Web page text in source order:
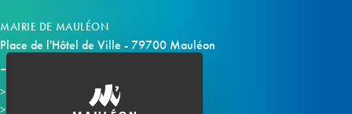
MAIRIE DE MAULÉON
Place de l'Hôtel de Ville - 79700 Mauléon
Horaires d'ouverture
Contacter la mairie